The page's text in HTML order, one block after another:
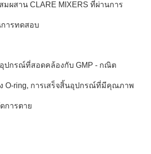
ผสาน CLARE MIXERS ที่ผ่านการ
ารทดสอบ
ปกรณ์ที่สอดคล้องกับ GMP - กณิต
O-ring, การเสร็จสิ้นอุปกรณ์ที่มีคุณภาพ
การตาย